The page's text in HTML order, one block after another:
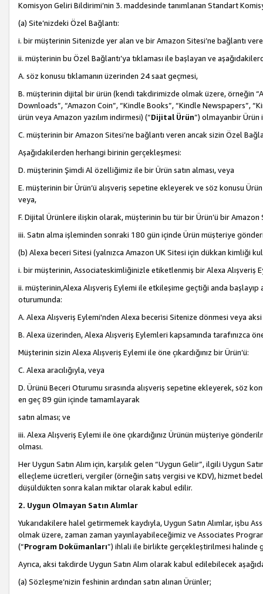
Komisyon Geliri Bildirimi’nin 3. maddesinde tanımlanan Standart
(a) Site’nizdeki Özel Bağlantı:
i. bir müşterinin Sitenizde yer alan ve bir Amazon Sitesi’ne bağlantı
ii. müşterinin bu Özel Bağlantı’ya tıklaması ile başlayan ve
A. söz konusu tıklamanın üzerinden 24 saat geçmesi,
B. müşterinin dijital bir ürün (kendi takdirimizde olmak üzere, örneğin
Downloads”, “Amazon Coin”, “Kindle Books”, “Kindle Newspapers”,
ürün veya Amazon yazılım indirmesi) (“Dijital Ürün”) olmayanbir Ürün
C. müşterinin bir Amazon Sitesi’ne bağlantı veren ancak sizin Özel
Aşağıdakilerden herhangi birinin gerçekleşmesi:
D. müşterinin Şimdi Al özelliğimiz ile bir Ürün satın alması, veya
E. müşterinin bir Ürün’ü alışveriş sepetine ekleyerek ve söz konusu
veya,
F. Dijital Ürünlere ilişkin olarak, müşterinin bu tür bir Ürün’ü bir Amazon
iii. Satın alma işleminden sonraki 180 gün içinde Ürün müşteriye
(b) Alexa beceri Sitesi (yalnızca Amazon UK Sitesi için dükkan kimliği
i. bir müşterinin, Associateskimliğinizle etiketlenmiş bir Alexa Alışveriş
ii. müşterinin,Alexa Alışveriş Eylemi ile etkileşime geçtiği anda
oturumunda:
A. Alexa Alışveriş Eylemi'nden Alexa becerisi Sitenize dönmesi veya
B. Alexa üzerinden, Alexa Alışveriş Eylemleri kapsamında tarafınızca
Müşterinin sizin Alexa Alışveriş Eylemi ile öne çıkardığınız bir Ürün’ü:
C. Alexa aracılığıyla, veya
D. Ürünü Beceri Oturumu sırasında alışveriş sepetine ekleyerek, söz
en geç 89 gün içinde tamamlayarak
satın alması; ve
iii. Alexa Alışveriş Eylemi ile öne çıkardığınız Ürünün müşteriye
olması.
Her Uygun Satın Alım için, karşılık gelen “Uygun Gelir”, ilgili Uygun
elleçleme ücretleri, vergiler (örneğin satış vergisi ve KDV), hizmet
düşüldükten sonra kalan miktar olarak kabul edilir.
2. Uygun Olmayan Satın Alımlar
Yukarıdakilere halel getirmemek kaydıyla, Uygun Satın Alımlar, işbu
olmak üzere, zaman zaman yayınlayabileceğimiz ve Associates
(“Program Dokümanları”) ihlali ile birlikte gerçekleştirilmesi halinde
Ayrıca, aksi takdirde Uygun Satın Alım olarak kabul edilebilecek
(a) Sözleşme’nizin feshinin ardından satın alınan Ürünler;